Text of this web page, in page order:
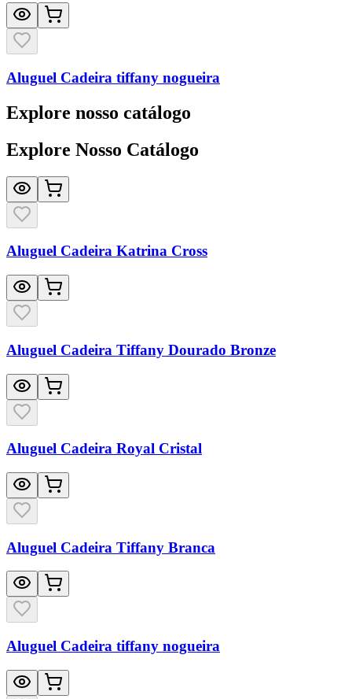
Aluguel Cadeira tiffany nogueira
Explore nosso catálogo
Explore Nosso Catálogo
Aluguel Cadeira Katrina Cross
Aluguel Cadeira Tiffany Dourado Bronze
Aluguel Cadeira Royal Cristal
Aluguel Cadeira Tiffany Branca
Aluguel Cadeira tiffany nogueira